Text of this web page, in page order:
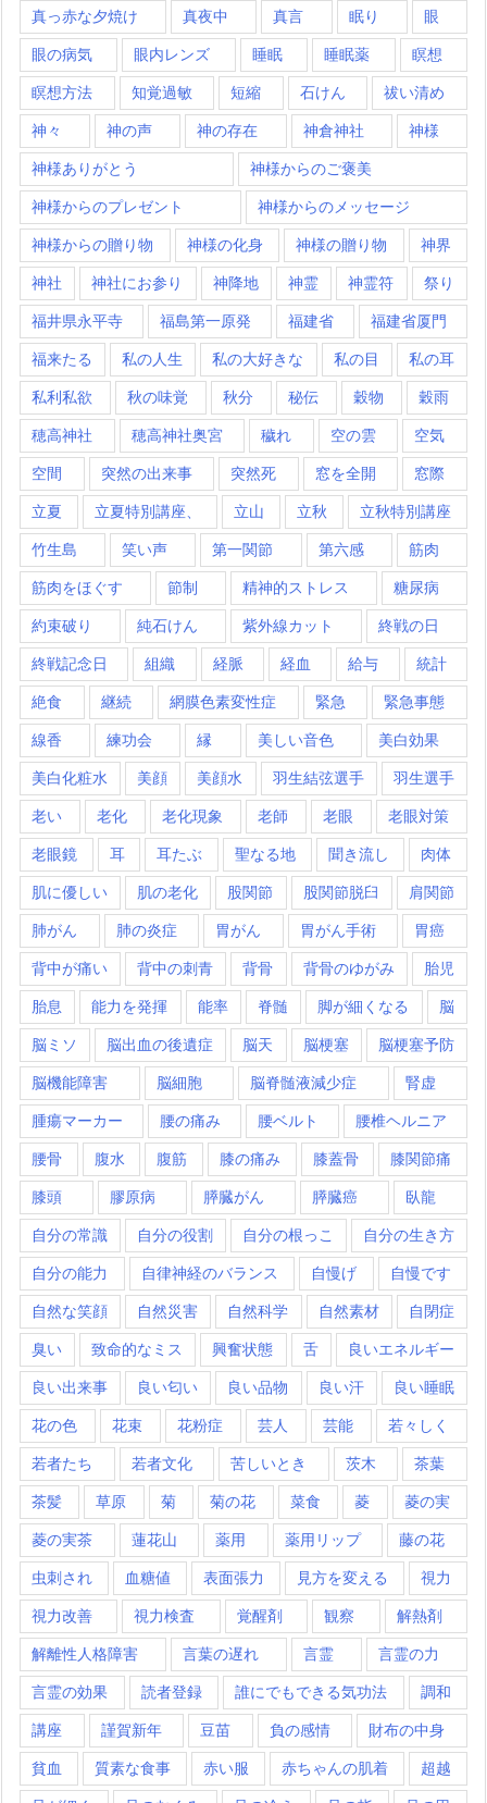
真っ赤な夕焼け 真夜中 真言 眠り 眼
眼の病気 眼内レンズ 睡眠 睡眠薬 瞑想
瞑想方法 知覚過敏 短縮 石けん 祓い清め
神々 神の声 神の存在 神倉神社 神様
神様ありがとう 神様からのご褒美
神様からのプレゼント 神様からのメッセージ
神様からの贈り物 神様の化身 神様の贈り物 神界
神社 神社にお参り 神降地 神霊 神霊符 祭り
福井県永平寺 福島第一原発 福建省 福建省厦門
福来たる 私の人生 私の大好きな 私の目 私の耳
私利私欲 秋の味覚 秋分 秘伝 穀物 穀雨
穂高神社 穂高神社奥宮 穢れ 空の雲 空気
空間 突然の出来事 突然死 窓を全開 窓際
立夏 立夏特別講座、 立山 立秋 立秋特別講座
竹生島 笑い声 第一関節 第六感 筋肉
筋肉をほぐす 節制 精神的ストレス 糖尿病
約束破り 純石けん 紫外線カット 終戦の日
終戦記念日 組織 経脈 経血 給与 統計
絶食 継続 網膜色素変性症 緊急 緊急事態
線香 練功会 縁 美しい音色 美白効果
美白化粧水 美顔 美顔水 羽生結弦選手 羽生選手
老い 老化 老化現象 老師 老眼 老眼対策
老眼鏡 耳 耳たぶ 聖なる地 聞き流し 肉体
肌に優しい 肌の老化 股関節 股関節脱臼 肩関節
肺がん 肺の炎症 胃がん 胃がん手術 胃癌
背中が痛い 背中の刺青 背骨 背骨のゆがみ 胎児
胎息 能力を発揮 能率 脊髄 脚が細くなる 脳
脳ミソ 脳出血の後遺症 脳天 脳梗塞 脳梗塞予防
脳機能障害 脳細胞 脳脊髄液減少症 腎虚
腫瘍マーカー 腰の痛み 腰ベルト 腰椎ヘルニア
腰骨 腹水 腹筋 膝の痛み 膝蓋骨 膝関節痛
膝頭 膠原病 膵臓がん 膵臓癌 臥龍
自分の常識 自分の役割 自分の根っこ 自分の生き方
自分の能力 自律神経のバランス 自慢げ 自慢です
自然な笑顔 自然災害 自然科学 自然素材 自閉症
臭い 致命的なミス 興奮状態 舌 良いエネルギー
良い出来事 良い匂い 良い品物 良い汗 良い睡眠
花の色 花束 花粉症 芸人 芸能 若々しく
若者たち 若者文化 苦しいとき 茨木 茶葉
茶髪 草原 菊 菊の花 菜食 菱 菱の実
菱の実茶 蓮花山 薬用 薬用リップ 藤の花
虫刺され 血糖値 表面張力 見方を変える 視力
視力改善 視力検査 覚醒剤 観察 解熱剤
解離性人格障害 言葉の遅れ 言霊 言霊の力
言霊の効果 読者登録 誰にでもできる気功法 調和
講座 謹賀新年 豆苗 負の感情 財布の中身
貧血 質素な食事 赤い服 赤ちゃんの肌着 超越